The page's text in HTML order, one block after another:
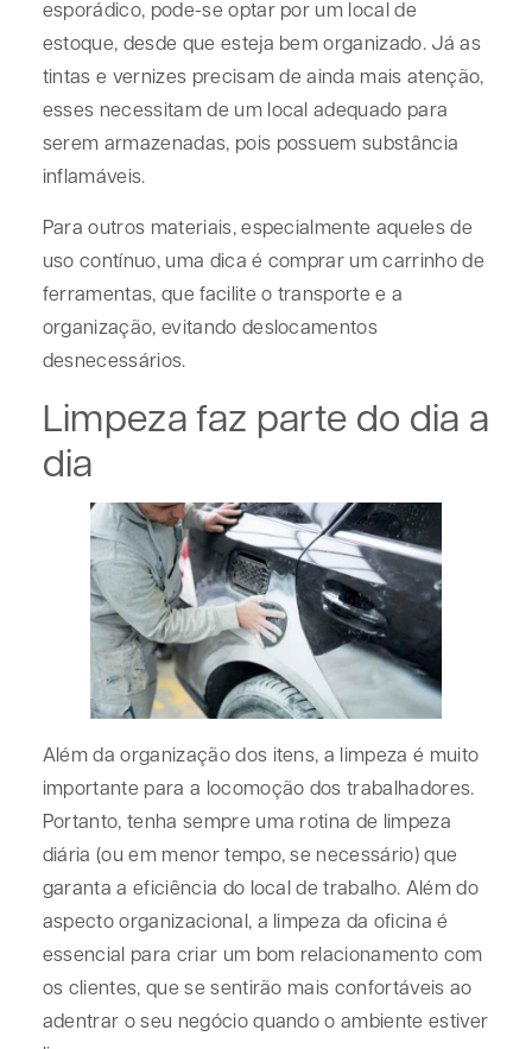
esporádico, pode-se optar por um local de
estoque, desde que esteja bem organizado. Já as
tintas e vernizes precisam de ainda mais atenção,
esses necessitam de um local adequado para
serem armazenadas, pois possuem substância
inflamáveis.
Para outros materiais, especialmente aqueles de
uso contínuo, uma dica é comprar um carrinho de
ferramentas, que facilite o transporte e a
organização, evitando deslocamentos
desnecessários.
Limpeza faz parte do dia a
dia
Além da organização dos itens, a limpeza é muito
importante para a locomoção dos trabalhadores.
Portanto, tenha sempre uma rotina de limpeza
diária (ou em menor tempo, se necessário) que
garanta a eficiência do local de trabalho. Além do
aspecto organizacional, a limpeza da oficina é
essencial para criar um bom relacionamento com
os clientes, que se sentirão mais confortáveis ao
adentrar o seu negócio quando o ambiente estiver